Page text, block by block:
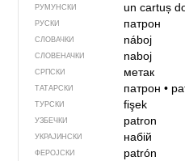
РУМУНСКИ un cartuș
РУСКИ патрон
СЛОВАЧКИ náboj
СЛОВЕНАЧКИ naboj
СРПСКИ метак
ТАТАРСКИ патрон•
ТУРСКИ fişek
УЗБЕЧКИ patron
УКРАЈИНСКИ набій
ФЕРОЈСКИ patrón